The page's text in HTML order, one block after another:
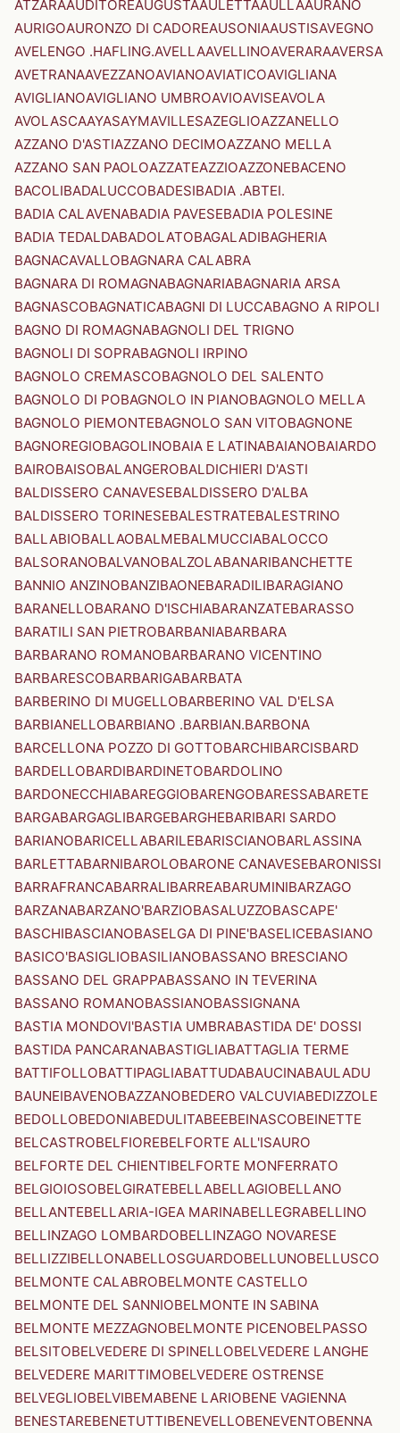
ATZARAAUDITOREAUGUSTAAULETTAAULLAAURANO
AURIGOAURONZO DI CADOREAUSONIAAUSTISAVEGNO
AVELENGO .HAFLING.AVELLAAVELLINOAVERARAAVERSA
AVETRANAAVEZZANOAVIANOAVIATICOAVIGLIANA
AVIGLIANOAVIGLIANO UMBROAVIOAVISEAVOLA
AVOLASCAAYASAYMAVILLESAZEGLIOAZZANELLO
AZZANO D'ASTIAZZANO DECIMOAZZANO MELLA
AZZANO SAN PAOLOAZZATEAZZIOAZZONEBACENO
BACOLIBADALUCCOBADESIBADIA .ABTEI.
BADIA CALAVENABADIA PAVESEBADIA POLESINE
BADIA TEDALDABADOLATOBAGALADIBAGHERIA
BAGNACAVALLOBAGNARA CALABRA
BAGNARA DI ROMAGNABAGNARIABAGNARIA ARSA
BAGNASCOBAGNATICABAGNI DI LUCCABAGNO A RIPOLI
BAGNO DI ROMAGNABAGNOLI DEL TRIGNO
BAGNOLI DI SOPRABAGNOLI IRPINO
BAGNOLO CREMASCOBAGNOLO DEL SALENTO
BAGNOLO DI POBAGNOLO IN PIANOBAGNOLO MELLA
BAGNOLO PIEMONTEBAGNOLO SAN VITOBAGNONE
BAGNOREGIOBAGOLINOBAIA E LATINABAIANOBAIARDO
BAIROBAISOBALANGEROBALDICHIERI D'ASTI
BALDISSERO CANAVESEBALDISSERO D'ALBA
BALDISSERO TORINESEBALESTRATEBALESTRINO
BALLABIOBALLAOBALMEBALMUCCIABALOCCO
BALSORANOBALVANOBALZOLABANARIBANCHETTE
BANNIO ANZINOBANZIBAONEBARADILIBARAGIANO
BARANELLOBARANO D'ISCHIABARANZATEBARASSO
BARATILI SAN PIETROBARBANIABARBARA
BARBARANO ROMANOBARBARANO VICENTINO
BARBARESCOBARBARIGABARBATA
BARBERINO DI MUGELLOBARBERINO VAL D'ELSA
BARBIANELLOBARBIANO .BARBIAN.BARBONA
BARCELLONA POZZO DI GOTTOBARCHIBARCISBARD
BARDELLOBARDIBARDINETOBARDOLINO
BARDONECCHIABAREGGIOBARENGOBARESSABARETE
BARGABARGAGLIBARGEBARGHEBARIBARI SARDO
BARIANOBARICELLABARILEBARISCIANOBARLASSINA
BARLETTABARNIBAROLOBARONE CANAVESEBARONISSI
BARRAFRANCABARRALIBARREABARUMINIBARZAGO
BARZANABARZANO'BARZIOBASALUZZOBASCAPE'
BASCHIBASCIANOBASELGA DI PINE'BASELICEBASIANO
BASICO'BASIGLIOBASILIANOBASSANO BRESCIANO
BASSANO DEL GRAPPABASSANO IN TEVERINA
BASSANO ROMANOBASSIANOBASSIGNANA
BASTIA MONDOVI'BASTIA UMBRABASTIDA DE' DOSSI
BASTIDA PANCARANABASTIGLIABATTAGLIA TERME
BATTIFOLLOBATTIPAGLIABATTUDABAUCINABAULADU
BAUNEIBAVENOBAZZANOBEDERO VALCUVIABEDIZZOLE
BEDOLLOBEDONIABEDULITABEEBEINASCOBEINETTE
BELCASTROBELFIOREBELFORTE ALL'ISAURO
BELFORTE DEL CHIENTIBELFORTE MONFERRATO
BELGIOIOSOBELGIRATEBELLABELLAGIOBELLANO
BELLANTEBELLARIA-IGEA MARINABELLEGRABELLINO
BELLINZAGO LOMBARDOBELLINZAGO NOVARESE
BELLIZZIBELLONABELLOSGUARDOBELLUNOBELLUSCO
BELMONTE CALABROBELMONTE CASTELLO
BELMONTE DEL SANNIOBELMONTE IN SABINA
BELMONTE MEZZAGNOBELMONTE PICENOBELPASSO
BELSITOBELVEDERE DI SPINELLOBELVEDERE LANGHE
BELVEDERE MARITTIMOBELVEDERE OSTRENSE
BELVEGLIOBELVIBEMABENE LARIOBENE VAGIENNA
BENESTAREBENETUTTIBENEVELLOBENEVENTOBENNA